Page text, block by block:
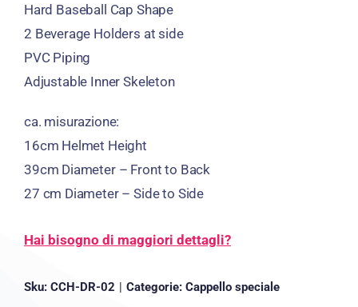
Hard Baseball Cap Shape
2 Beverage Holders at side
PVC Piping
Adjustable Inner Skeleton
ca. misurazione:
16cm Helmet Height
39cm Diameter– Front to Back
27 cm Diameter–Side to Side
Hai bisogno di maggiori dettagli?
Sku: CCH-DR-02 | Categorie: Cappello speciale